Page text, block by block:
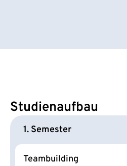
Studienaufbau
1. Semester
Teambuilding